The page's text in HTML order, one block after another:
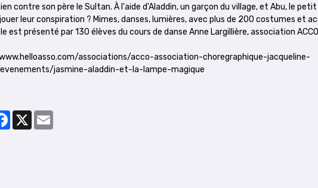
contre son père le Sultan. À l'aide d'Aladdin, un garçon du village, et Abu, le
leur conspiration ? Mimes, danses, lumières, avec plus de 200 costumes et
est présenté par 130 élèves du cours de danse Anne Largillière, association
associations/acco-association-choregraphique-jacqueline-
jasmine-aladdin-et-la-lampe-magique
Facebook
X